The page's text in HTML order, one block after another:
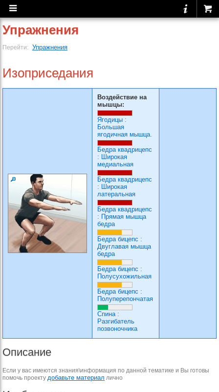
Упражнения
Перейти: Упражнения
Изоприседания
Воздействие на
мышцы:
Ягодицы :
Большая
ягодичная мышца.
Бедра квадрицепс
: Широкая
медиальная
Бедра квадрицепс
: Широкая
латеральная
Бедра квадрицепс
: Прямая мышца
бедра
Бедра бицепс :
Двуглавая мышца
бедра
Бедра бицепс :
Полусухожильная
Бедра бицепс :
Полуперепончатая
Спина:
Разгибатель
позвоночника
Описание
Если у вас имеются знания\информация по данной тематике и Вы готовы
помочь проекту добавьте материал лично